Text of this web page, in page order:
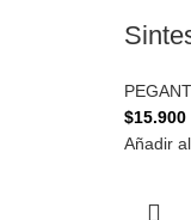
$15.900
Añadir